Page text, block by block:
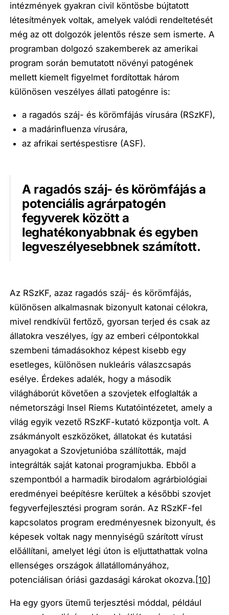
intézmények gyakran civil köntösbe bújtatott
létesítmények voltak, amelyek valódi rendeltetését
még az ott dolgozók jelentős része sem ismerte. A
programban dolgozó szakemberek az amerikai
program során bemutatott növényi patogének
mellett kiemelt figyelmet fordítottak három
különösen veszélyes állati patogénre is:
a ragadós száj- és körömfájás vírusára (RSzKF),
a madárinfluenza vírusára,
az afrikai sertéspestisre (ASF).
A ragadós száj- és körömfájás a
potenciális agrárpatogén
fegyverek között a
leghatékonyabbnak és egyben
legveszélyesebbnek számított.
Az RSzKF, azaz ragadós száj- és körömfájás,
különösen alkalmasnak bizonyult katonai célokra,
mivel rendkívül fertőző, gyorsan terjed és csak az
állatokra veszélyes, így az emberi célpontokkal
szembeni támadásokhoz képest kisebb egy
esetleges, különösen nukleáris válaszcsapás
esélye. Érdekes adalék, hogy a második
világháborút követően a szovjetek elfoglalták a
németországi Insel Riems Kutatóintézetet, amely a
világ egyik vezető RSzKF-kutató központja volt. A
zsákmányolt eszközöket, állatokat és kutatási
anyagokat a Szovjetunióba szállították, majd
integrálták saját katonai programjukba. Ebből a
szempontból a harmadik birodalom agrárbiológiai
eredményei beépítésre kerültek a későbbi szovjet
fegyverfejlesztési program során. Az RSzKF-fel
kapcsolatos program eredményesnek bizonyult, és
képesek voltak nagy mennyiségű szárított vírust
előállítani, amelyet légi úton is eljuttathattak volna
ellenséges országok állatállományához,
potenciálisan óriási gazdasági károkat okozva. [10]
Ha egy gyors ütemű terjesztési móddal, például